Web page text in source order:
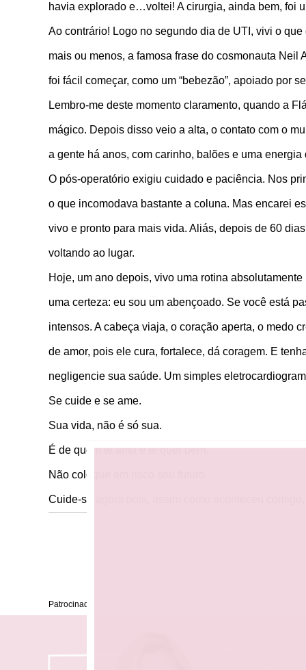
havia explorado e…voltei! A cirurgia, ainda bem, foi
Ao contrário! Logo no segundo dia de UTI, vivi o
mais ou menos, a famosa frase do cosmonauta
foi fácil começar, como um “bebezão”, apoiado por
Lembro-me deste momento claramento, quando a
mágico. Depois disso veio a alta, o contato com o
a gente há anos, com carinho, balões e uma
O pós-operatório exigiu cuidado e paciência. Nos
o que incomodava bastante a coluna. Mas encarei
vivo e pronto para mais vida. Aliás, depois de 60
voltando ao lugar.
Hoje, um ano depois, vivo uma rotina
uma certeza: eu sou um abençoado. Se você está
intensos. A cabeça viaja, o coração aperta, o medo
de amor, pois ele cura, fortalece, dá coragem. E
negligencie sua saúde. Um simples
Se cuide e se ame.
Sua vida, não é só sua.
É de quem te ama e te quer bem.
Não coloque em risco seu futuro.
Cuide-se agora pois, assim como aconteceu
Patrocinado